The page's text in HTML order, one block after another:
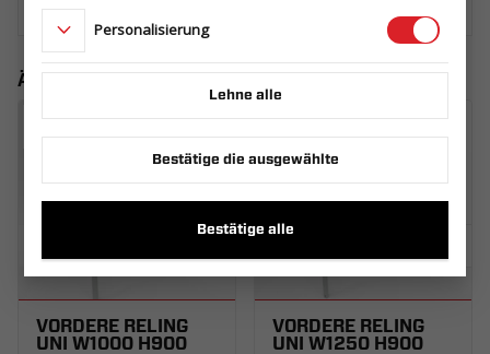
Ähnliche Produkte
VORDERE RELING
UNI W1000 H900
VORDERE RELING
UNI W1250 H900
Personalisierung
Lehne alle
Bestätige die ausgewählte
Bestätige alle